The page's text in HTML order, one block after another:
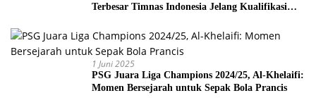
Terbesar Timnas Indonesia Jelang Kualifikasi
1 Juni 2025
PSG Juara Liga Champions 2024/25, Al-Khelaifi:
Momen Bersejarah untuk Sepak Bola Prancis